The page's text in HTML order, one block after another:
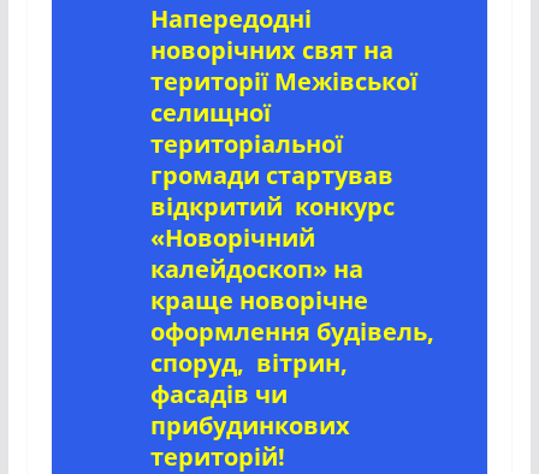
Напередодні
новорічних свят на
території Межівської
селищної
територіальної
громади стартував
відкритий конкурс
«Новорічний
калейдоскоп» на
краще новорічне
оформлення будівель,
споруд, вітрин,
фасадів чи
прибудинкових
територій!